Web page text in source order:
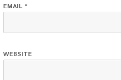
EMAIL *
WEBSITE